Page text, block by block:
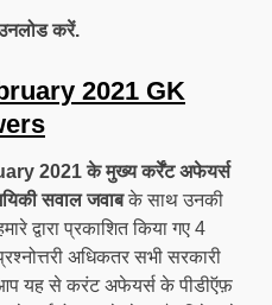
करें.
2021 GK
2021 के मुख्य कर्रेंट अफेयर्स
सवाल जवाबके साथ उनकी
द्वारा प्रकाशित किया गए 4
अधिकतर सभी सरकारी
यह से करंट अफेयर्स के पीडीऍफ़